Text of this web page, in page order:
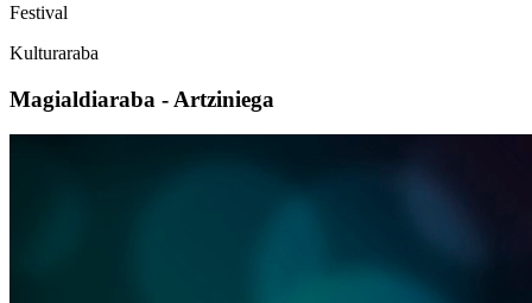
Festival
Kulturaraba
Magialdiaraba - Artziniega